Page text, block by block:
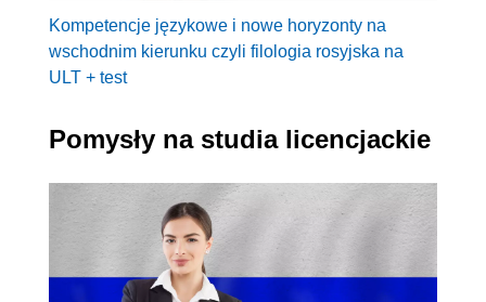
Kompetencje językowe i nowe horyzonty na
wschodnim kierunku czyli filologia rosyjska na
ULT + test
Pomysły na studia licencjackie